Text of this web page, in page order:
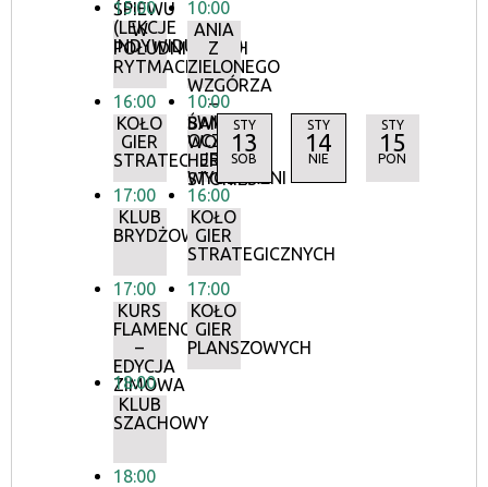
ŚPIEWU
(LEKCJE
INDYWIDUALNE)
15:00
W
POŁUDNIOWYCH
RYTMACH
16:00
KOŁO
GIER
STRATEGICZNYCH
17:00
KLUB
BRYDŻOWY
17:00
KURS
FLAMENCO
–
EDYCJA
ZIMOWA
18:00
KLUB
SZACHOWY
18:00
10:00
ANIA
Z
ZIELONEGO
WZGÓRZA
–
ŚWIAT
OCZAMI
JEJ
WYOBRAŹNI
10:00
BAMBERG
WORLD
HERITAGE
STORIES
16:00
KOŁO
GIER
STRATEGICZNYCH
17:00
KOŁO
GIER
PLANSZOWYCH
STY
13
SOB
STY
14
NIE
STY
15
PON